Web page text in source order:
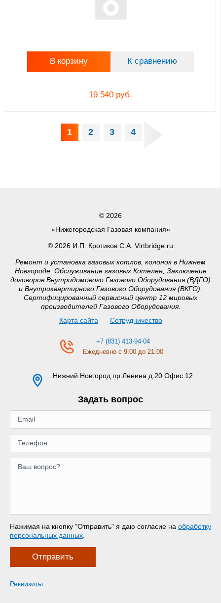
В корзину К сравнению
19 540 руб.
1 2 3 4
© 2026
«Нижегородская Газовая компания»
© 2026 И.П. Кротиков С.А. Virtbridge.ru
Ремонт и установка газовых котлов, колонок в Нижнем
Новгороде. Обслуживание газовых Котелен, Заключение
договоров Внутридомового Газового Оборудования (ВДГО)
и Внутриквартирного Газового Оборудования (ВКГО),
Сертифицированный сервисный центр 12 мировых
производителей Газового Оборудования.
Карта сайта
Сотрудничество
+7 (831) 413-94-04
Ежедневно с 9:00 до 21:00
Нижний Новгород пр.Ленина д.20 Офис 12
Задать вопрос
Нажимая на кнопку "Отправить" я даю согласие на обработку
персональных данных
Отправить
Реквизиты